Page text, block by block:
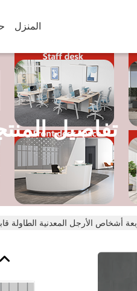
المنزل
تفاصيل
أشخاص الأرجل المعدنية الطاولة